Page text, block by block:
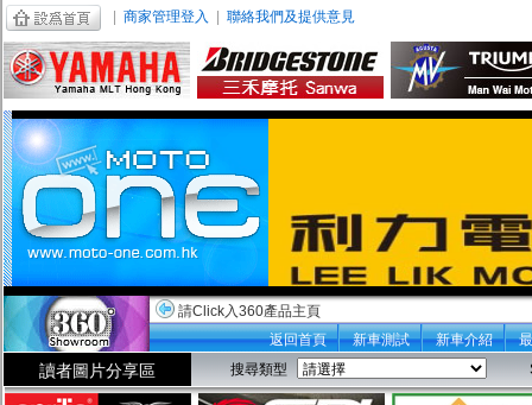
商家管理登入 聯絡我們及提供意見
請Click入360產品主頁
返回首頁
新車測試 新車介紹
讀者圖片分享區 搜尋類型